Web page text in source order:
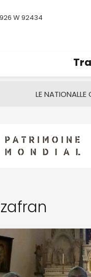
W 92434
LE NATIONALLE